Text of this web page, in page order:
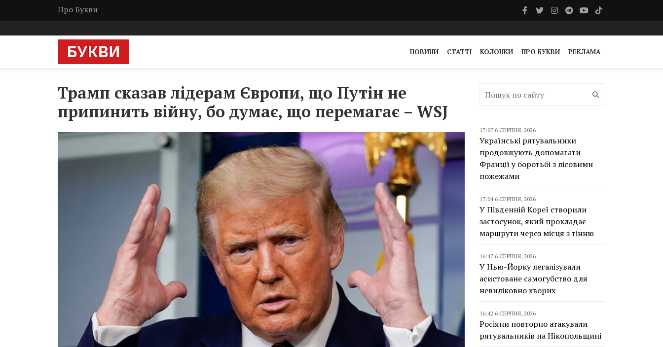
Про Букви
НОВИНИ СТАТТІ КОЛОНКИ ПРО БУКВИ РЕКЛАМА
Трамп сказав лідерам Європи, що Путін не
припинить війну, бо думає, що перемагає – WSJ
17:07 6 СЕРПНЯ, 2026
Українські рятувальники
продовжують допомагати
Франції у боротьбі з лісовими
пожежами
17:04 6 СЕРПНЯ, 2026
У Південній Кореї створили
застосунок, який прокладає
маршрути через місця з тінню
16:47 6 СЕРПНЯ, 2026
У Нью-Йорку легалізували
асистоване самогубство для
невиліковно хворих
16:42 6 СЕРПНЯ, 2026
Росіяни повторно атакували
рятувальників на Нікопольщині